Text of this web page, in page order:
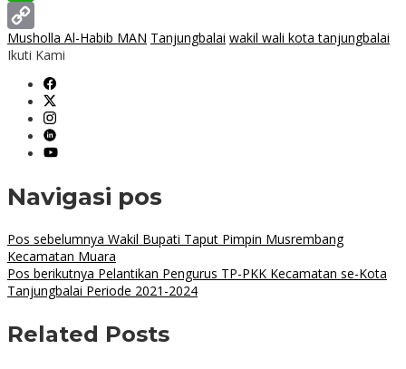
WhatsApp
Copy
Musholla Al-Habib MAN Tanjungbalai wakil wali kota tanjungbalai
Ikuti Kami
Navigasi pos
Pos sebelumnya Wakil Bupati Taput Pimpin Musrembang
Kecamatan Muara
Pos berikutnya Pelantikan Pengurus TP-PKK Kecamatan se-Kota
Tanjungbalai Periode 2021-2024
Related Posts